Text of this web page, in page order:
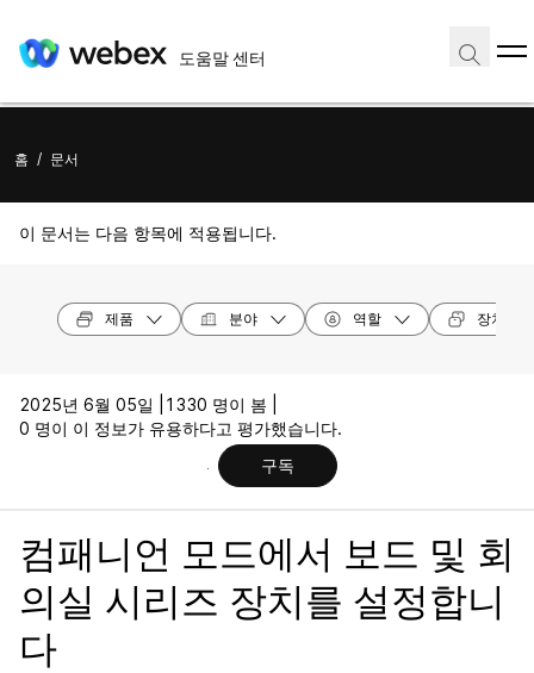
도움말 센터
홈 / 문서
이 문서는 다음 항목에 적용됩니다.
제품 분야 역할 장치 모
2025년 6월 05일 |
1330 명이 봄 |
0 명이 이 정보가 유용하다고 평가했습니다.
구독
컴패니언 모드에서 보드 및 회
의실 시리즈 장치를 설정합니
다